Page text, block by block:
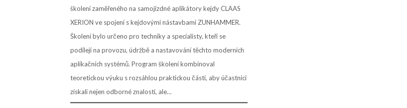
školení zaměřeného na samojízdné aplikátory kejdy CLAAS
XERION ve spojení s kejdovými nástavbami ZUNHAMMER.
Školení bylo určeno pro techniky a specialisty, kteří se
podílejí na provozu, údržbě a nastavování těchto moderních
aplikačních systémů. Program školení kombinoval
teoretickou výuku s rozsáhlou praktickou částí, aby účastníci
získali nejen odborné znalosti, ale…